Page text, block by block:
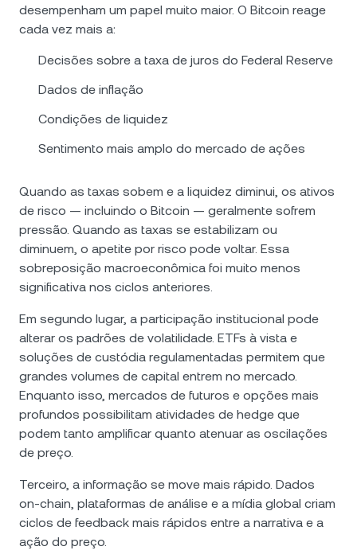
desempenham um papel muito maior. O Bitcoin reage
cada vez mais a:
Decisões sobre a taxa de juros do Federal Reserve
Dados de inflação
Condições de liquidez
Sentimento mais amplo do mercado de ações
Quando as taxas sobem e a liquidez diminui, os ativos
de risco — incluindo o Bitcoin — geralmente sofrem
pressão. Quando as taxas se estabilizam ou
diminuem, o apetite por risco pode voltar. Essa
sobreposição macroeconômica foi muito menos
significativa nos ciclos anteriores.
Em segundo lugar, a participação institucional pode
alterar os padrões de volatilidade. ETFs à vista e
soluções de custódia regulamentadas permitem que
grandes volumes de capital entrem no mercado.
Enquanto isso, mercados de futuros e opções mais
profundos possibilitam atividades de hedge que
podem tanto amplificar quanto atenuar as oscilações
de preço.
Terceiro, a informação se move mais rápido. Dados
on-chain, plataformas de análise e a mídia global criam
ciclos de feedback mais rápidos entre a narrativa e a
ação do preço.